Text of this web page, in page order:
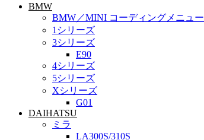
BMW
BMW／MINI コーディングメニュー
1シリーズ
3シリーズ
E90
4シリーズ
5シリーズ
Xシリーズ
G01
DAIHATSU
ミラ
LA300S/310S